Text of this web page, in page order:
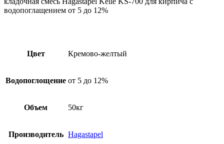
водопоглащением от 5 до 12%
Цвет Кремово-желтый
Водопоглощение от 5 до 12%
Объем 50кг
Производитель Hagastapel